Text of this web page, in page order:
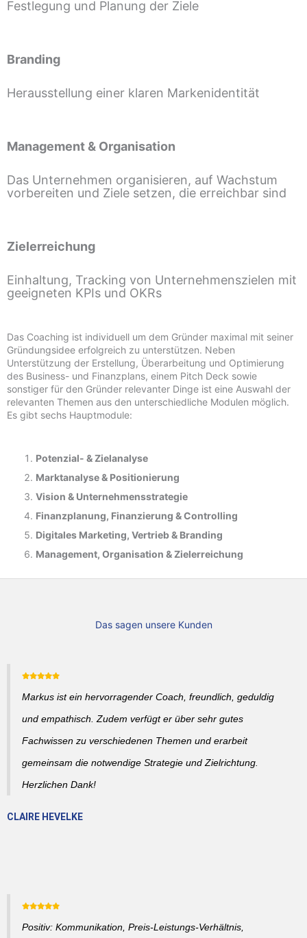
Festlegung und Planung der Ziele
Branding
Herausstellung einer klaren Markenidentität
Management & Organisation
Das Unternehmen organisieren, auf Wachstum
vorbereiten und Ziele setzen, die erreichbar sind
Zielerreichung
Einhaltung, Tracking von Unternehmenszielen mit
geeigneten KPIs und OKRs
Das Coaching ist individuell um dem Gründer maximal mit seiner
Gründungsidee erfolgreich zu unterstützen. Neben
Unterstützung der Erstellung, Überarbeitung und Optimierung
des Business- und Finanzplans, einem Pitch Deck sowie
sonstiger für den Gründer relevanter Dinge ist eine Auswahl der
relevanten Themen aus den unterschiedliche Modulen möglich.
Es gibt sechs Hauptmodule:
Potenzial- &Zielanalyse
Marktanalyse & Positionierung
Vision & Unternehmensstrategie
Finanzplanung, Finanzierung & Controlling
Digitales Marketing, Vertrieb & Branding
Management, Organisation & Zielerreichung
Das sagen unsere Kunden
Markus ist ein hervorragender Coach, freundlich, geduldig
und empathisch. Zudem verfügt er über sehr gutes
Fachwissen zu verschiedenen Themen und erarbeit
gemeinsam die notwendige Strategie und Zielrichtung.
Herzlichen Dank!
CLAIRE HEVELKE
Positiv: Kommunikation, Preis-Leistungs-Verhältnis,